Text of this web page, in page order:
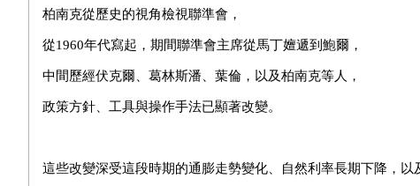
柏南克從歷史的視角檢視聯準會，
從1960年代寫起，期間聯準會主席從馬丁嬗遞到鮑爾，
中間歷經伏克爾、 葛林斯潘 、葉倫，以及柏南克等人，
政策方針、工具與操作手法已顯著改變。
這些改變深受這段時期的通膨走勢變化、自然利率長期下降，以